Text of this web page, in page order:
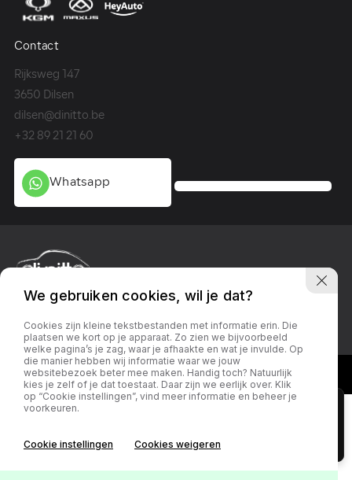
beginscherm".
Contact
Rijksweg 147
3650 Dilsen
dilsen@dinitto.be
+32 89 21 21 60
Whatsapp
Privacy policy LinkedinFacebookInstagram
We gebruiken cookies, wil je dat?
Cookies zijn kleine tekstbestanden met informatie erin. Die
plaatsen we kort op je apparaat. Zo zien we bijvoorbeeld
welke pagina’s je zag, waar je afhaakte en wat je invulde. Op
die manier hebben wij informatie waar we jouw
websitebezoek beter mee maken. Handig toch? Natuurlijk
kies je zelf of je dat toestaat. Daar zijn we eerlijk over. Klik
op “Cookie instellingen”, vind meer informatie en beheer je
voorkeuren.
Cookie instellingen Cookies weigeren